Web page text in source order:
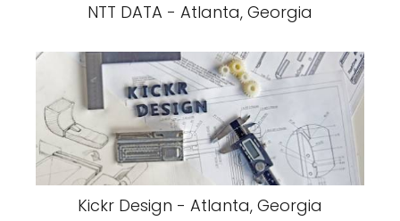
NTT DATA - Atlanta, Georgia
Kickr Design - Atlanta, Georgia